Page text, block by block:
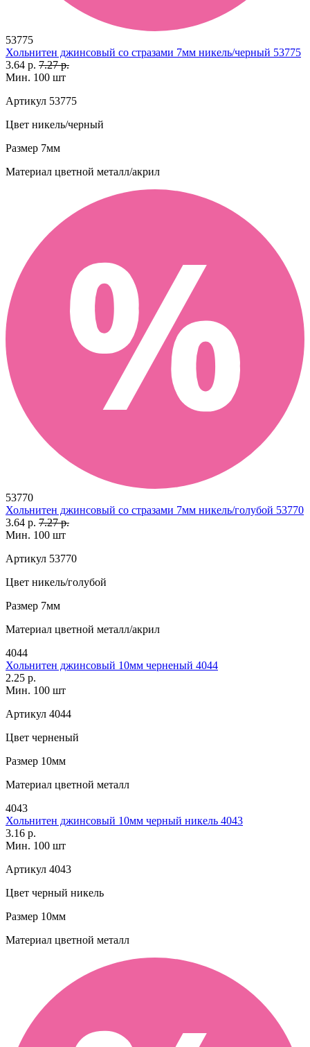
53775
Хольнитен джинсовый со стразами 7мм никель/черный 53775
3.64 р. 7.27 р.
Мин. 100 шт
Артикул 53775
Цвет никель/черный
Размер 7мм
Материал цветной металл/акрил
53770
Хольнитен джинсовый со стразами 7мм никель/голубой 53770
3.64 р. 7.27 р.
Мин. 100 шт
Артикул 53770
Цвет никель/голубой
Размер 7мм
Материал цветной металл/акрил
4044
Хольнитен джинсовый 10мм черненый 4044
2.25 р.
Мин. 100 шт
Артикул 4044
Цвет черненый
Размер 10мм
Материал цветной металл
4043
Хольнитен джинсовый 10мм черный никель 4043
3.16 р.
Мин. 100 шт
Артикул 4043
Цвет черный никель
Размер 10мм
Материал цветной металл